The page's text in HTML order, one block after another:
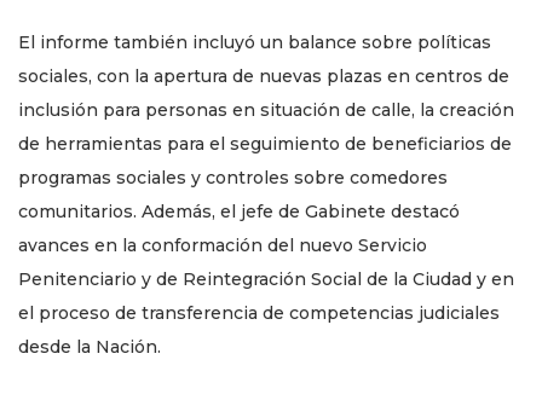
El informe también incluyó un balance sobre políticas
sociales, con la apertura de nuevas plazas en centros de
inclusión para personas en situación de calle, la creación
de herramientas para el seguimiento de beneficiarios de
programas sociales y controles sobre comedores
comunitarios. Además, el jefe de Gabinete destacó
avances en la conformación del nuevo Servicio
Penitenciario y de Reintegración Social de la Ciudad y en
el proceso de transferencia de competencias judiciales
desde la Nación.